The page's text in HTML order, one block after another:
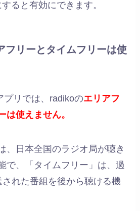
ると有効にできます。
フリーとタイムフリーは使
プリでは、radikoのエリアフ
は使えません。
、日本全国のラジオ局が聴き
で、「タイムフリー」は、過
れた番組を後から聴ける機